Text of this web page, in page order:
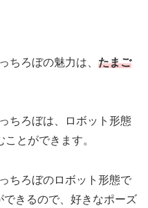
ちろぼの魅力は、 たまご
ちろぼは、ロボット形態
とができます。
ちろぼのロボット形態で
きるので、好きなポーズ